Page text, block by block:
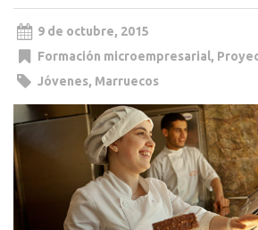
9 de octubre, 2015
Formación microempresarial,
Jóvenes, Marruecos